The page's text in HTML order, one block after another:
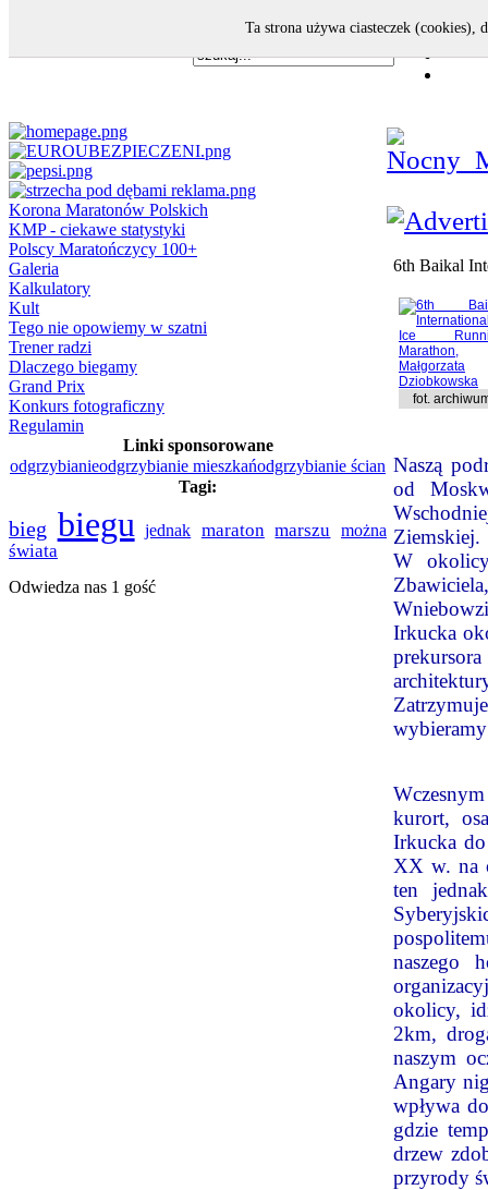
Korona Maratonów Polskich
KMP - ciekawe statystyki
Polscy Maratończycy 100+
Galeria
Kalkulatory
Kult
Tego nie opowiemy w szatni
Trener radzi
Dlaczego biegamy
Grand Prix
Konkurs fotograficzny
Regulamin
Linki sponsorowane
odgrzybianieodgrzybianie mieszkańodgrzybianie ścian
Tagi:
bieg biegu jednak maraton marszu można
świata
Odwiedza nas 1 gość
6th Baikal
fot.
Naszą
od
W
Irkucka
kurort,
Irkucka
XX w. na
ten
naszego
okolicy,
2km,
naszym
Angary
wpływa
gdzie
drzew
przyrody
Ta strona używa ciasteczek (cookies),